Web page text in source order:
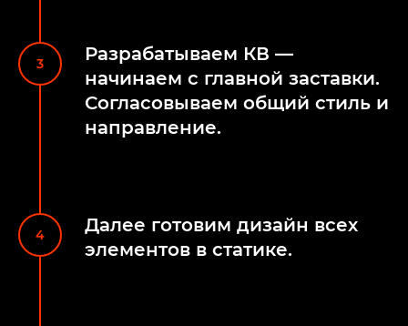
Разрабатываем КВ —
начинаем с главной заставки.
Согласовываем общий стиль и
направление.
Далее готовим дизайн всех
элементов в статике.